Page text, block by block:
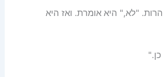
"לא," היא אומרת. ואז היא